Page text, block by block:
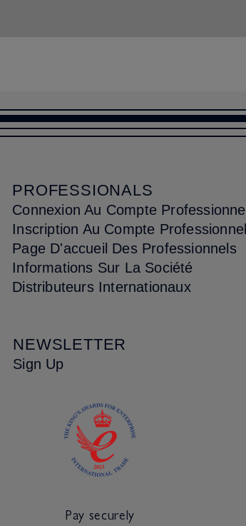
PROFESSIONALS
Connexion Au Compte Professionnel
Inscription Au Compte Professionnel
Page D'accueil Des Professionnels
Informations Sur La Société
Distributeurs Internationaux
NEWSLETTER
Sign Up
Pay securely